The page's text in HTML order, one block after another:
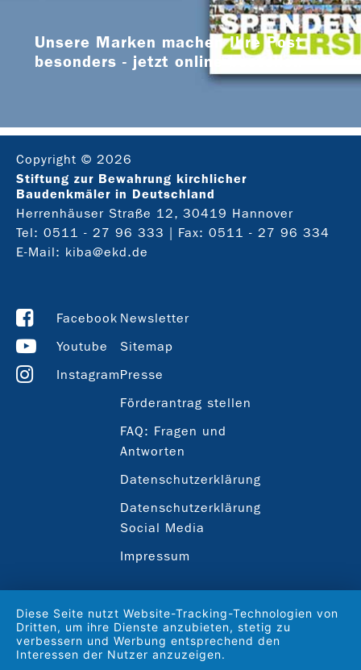
Unsere Marken machen Ihre Post
besonders - jetzt online bestellen
Copyright © 2026
Stiftung zur Bewahrung kirchlicher
Baudenkmäler in Deutschland
Herrenhäuser Straße 12, 30419 Hannover
Tel: 0511 - 27 96 333 | Fax: 0511 - 27 96 334
E-Mail: kiba@ekd.de
Facebook
Youtube
Instagram
Newsletter
Sitemap
Presse
Förderantrag stellen
FAQ: Fragen und
Antworten
Datenschutzerklärung
Datenschutzerklärung
Social Media
Impressum
Diese Seite nutzt Website-Tracking-Technologien von
Dritten, um ihre Dienste anzubieten, stetig zu
verbessern und Werbung entsprechend den
Interessen der Nutzer anzuzeigen.